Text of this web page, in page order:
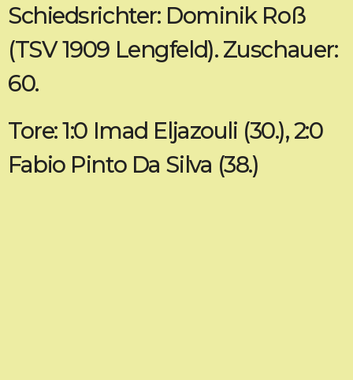
Schiedsrichter: Dominik Roß
(TSV 1909 Lengfeld). Zuschauer:
60.
Tore: 1:0 Imad Eljazouli (30.), 2:0
Fabio Pinto Da Silva (38.)